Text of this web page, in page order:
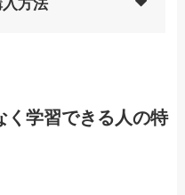
方法
く学習できる人の特